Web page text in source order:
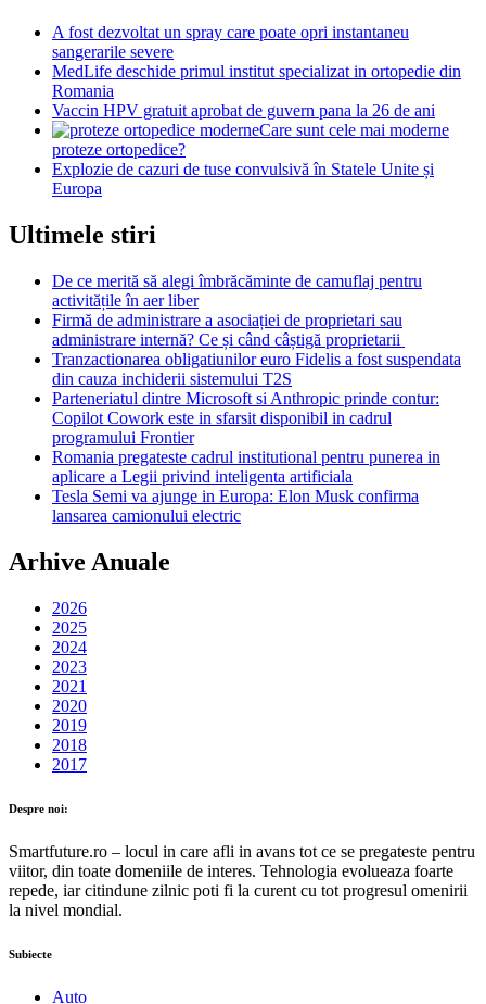
A fost dezvoltat un spray care poate opri instantaneu
sangerarile severe
MedLife deschide primul institut specializat in ortopedie din
Romania
Vaccin HPV gratuit aprobat de guvern pana la 26 de ani
Care sunt cele mai moderne
proteze ortopedice?
Explozie de cazuri de tuse convulsivă în Statele Unite și
Europa
Ultimele stiri
De ce merită să alegi îmbrăcăminte de camuflaj pentru
activitățile în aer liber
Firmă de administrare a asociației de proprietari sau
administrare internă? Ce și când câștigă proprietarii
Tranzactionarea obligatiunilor euro Fidelis a fost suspendata
din cauza inchiderii sistemului T2S
Parteneriatul dintre Microsoft si Anthropic prinde contur:
Copilot Cowork este in sfarsit disponibil in cadrul
programului Frontier
Romania pregateste cadrul institutional pentru punerea in
aplicare a Legii privind inteligenta artificiala
Tesla Semi va ajunge in Europa: Elon Musk confirma
lansarea camionului electric
Arhive Anuale
2026
2025
2024
2023
2021
2020
2019
2018
2017
Despre noi:
Smartfuture.ro – locul in care afli in avans tot ce se pregateste pentru
viitor, din toate domeniile de interes. Tehnologia evolueaza foarte
repede, iar citindune zilnic poti fi la curent cu tot progresul omenirii
la nivel mondial.
Subiecte
Auto